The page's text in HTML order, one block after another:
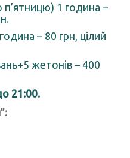
п’ятницю) 1 година –
– 80 грн, цілий
жетонів – 400
21:00.